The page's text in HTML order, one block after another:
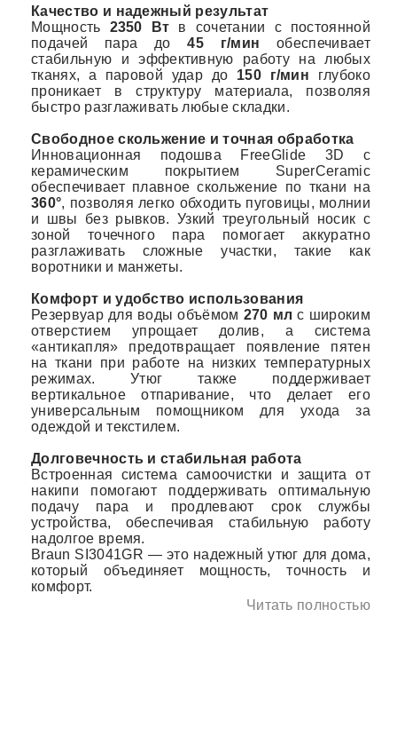
Качество и надежный результат
Мощность 2350 Вт в сочетании с постоянной
подачей пара до45 г/мин обеспечивает
стабильную и эффективную работу на любых
тканях, а паровой удар до 150 г/мин глубоко
проникает в структуру материала, позволяя
быстро разглаживать любые складки.
Свободное скольжение и точная обработка
Инновационная подошва FreeGlide 3D с
керамическим покрытием SuperCeramic
обеспечивает плавное скольжение по ткани на
360°, позволяя легко обходить пуговицы, молнии
и швы без рывков. Узкий треугольный носик с
зоной точечного пара помогает аккуратно
разглаживать сложные участки, такие как
воротники и манжеты.
Комфорт и удобство использования
Резервуар для воды объёмом 270 мл с широким
отверстием упрощает долив, а система
«антикапля» предотвращает появление пятен
на ткани при работе на низких температурных
режимах. Утюг также поддерживает
вертикальное отпаривание, что делает его
универсальным помощником для ухода за
одеждой и текстилем.
Долговечность и стабильная работа
Встроенная система самоочистки и защита от
накипи помогают поддерживать оптимальную
подачу пара и продлевают срок службы
устройства, обеспечивая стабильную работу
надолгое время.
Braun SI3041GR — это надежный утюг для дома,
который объединяет мощность, точность и
комфорт.
Читать полностью